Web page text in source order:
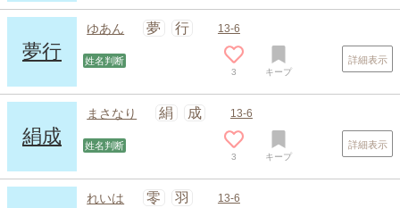
夢行
ゆあん 夢 行 13-6
姓名判断
3 キープ
詳細表示
絹成
まさなり 絹 成 13-6
姓名判断
3 キープ
詳細表示
れいは 零 羽 13-6